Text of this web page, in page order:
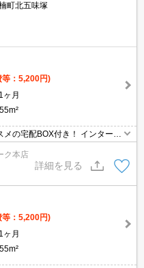
町北五味塚
等：5,200円)
1ヶ月
の宅配BOX付き！ インターネ
不要でご利用いただけます♪私
もおすすめですよ♪
ク本店
詳細を見る
等：5,200円)
1ヶ月